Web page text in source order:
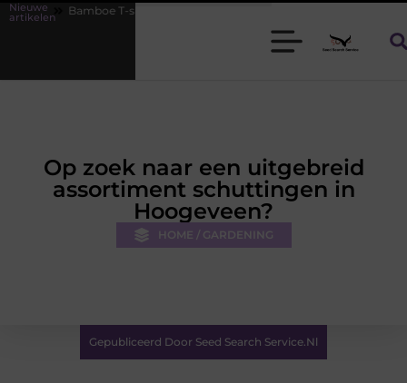
Nieuwe
artikelen
T-shirts voor heren die koel blijven
Op zoek naar een uitgebreid
assortiment schuttingen in
Hoogeveen?
HOME / GARDENING
Gepubliceerd Door Seed Search Service.nl